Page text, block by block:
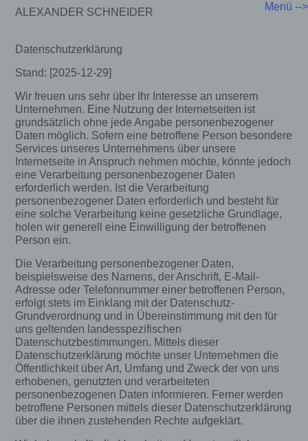
ALEXANDER SCHNEIDER Menü -->
Datenschutzerklärung
Stand: [2025-12-29]
Wir freuen uns sehr über Ihr Interesse an unserem
Unternehmen. Eine Nutzung der Internetseiten ist
grundsätzlich ohne jede Angabe personenbezogener
Daten möglich. Sofern eine betroffene Person besondere
Services unseres Unternehmens über unsere
Internetseite in Anspruch nehmen möchte, könnte jedoch
eine Verarbeitung personenbezogener Daten
erforderlich werden. Ist die Verarbeitung
personenbezogener Daten erforderlich und besteht für
eine solche Verarbeitung keine gesetzliche Grundlage,
holen wir generell eine Einwilligung der betroffenen
Person ein.
Die Verarbeitung personenbezogener Daten,
beispielsweise des Namens, der Anschrift, E-Mail-
Adresse oder Telefonnummer einer betroffenen Person,
erfolgt stets im Einklang mit der Datenschutz-
Grundverordnung und in Übereinstimmung mit den für
uns geltenden landesspezifischen
Datenschutzbestimmungen. Mittels dieser
Datenschutzerklärung möchte unser Unternehmen die
Öffentlichkeit über Art, Umfang und Zweck der von uns
erhobenen, genutzten und verarbeiteten
personenbezogenen Daten informieren. Ferner werden
betroffene Personen mittels dieser Datenschutzerklärung
über die ihnen zustehenden Rechte aufgeklärt.